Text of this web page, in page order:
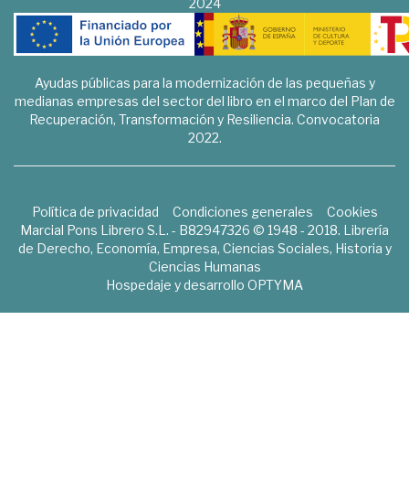
2024
Ayudas públicas para la modernización de las pequeñas y
medianas empresas del sector del libro en el marco del Plan de
Recuperación, Transformación y Resiliencia. Convocatoria
2022.
Política de privacidad Condiciones generales
Cookies
Marcial Pons Librero S.L. - B82947326 © 1948 - 2018. Librería
de Derecho, Economía, Empresa, Ciencias Sociales, Historia y
Ciencias Humanas
Hospedaje y desarrollo OPTYMA